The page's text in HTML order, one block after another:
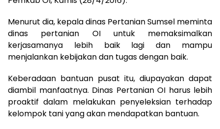
Menurut dia, kepala dinas Pertanian Sumsel meminta
dinas pertanian OI untuk memaksimalkan
kerjasamanya lebih baik lagi dan mampu
menjalankan kebijakan dan tugas dengan baik.
Keberadaan bantuan pusat itu, diupayakan dapat
diambil manfaatnya. Dinas Pertanian OI harus lebih
proaktif dalam melakukan penyeleksian terhadap
kelompok tani yang akan mendapatkan bantuan.